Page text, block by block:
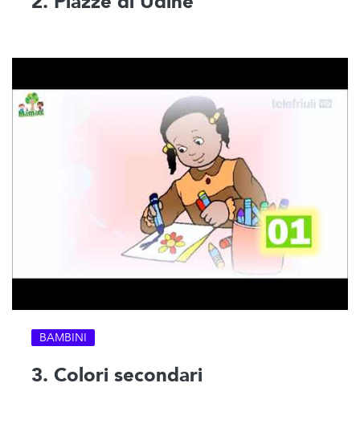
BAMBINI
3. Colori secondari